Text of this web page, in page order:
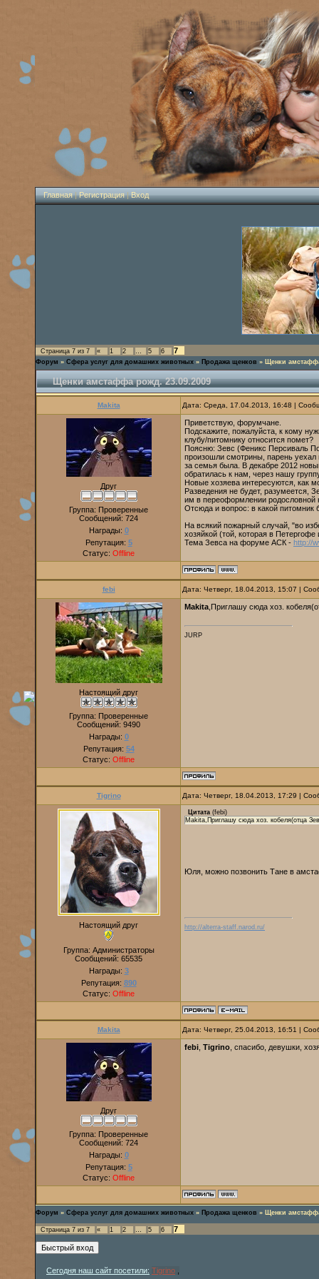
Главная|Регистрация|Вход
Страница 7 из 7 « 1 2 … 5 6 7
Форум » Сфера услуг для домашних животных » Продажа щенков » Щенки
Щенки амстаффа рожд. 23.09.2009
Makita Дата: Среда, 17.04.2013, 16:48 |
Друг
Группа: Проверенные
Сообщений: 724
Награды: 0
Репутация: 5
Статус: Offline
Приветствую, форумчане.
Подскажите, пожалуйста, к кому
клубу/питомнику относится помет?
Поясню: Зевс (Феникс Персиваль
произошли смотрины, парень уехал
за семья была. В декабре 2012
обратилась к нам, через нашу
Новые хозяева интересуются, как
Разведения не будет, разумеется,
им в переоформлении родословной
Отсюда и вопрос: в какой питомник
На всякий пожарный случай, "во
хозяйкой (той, которая в Петергофе
Тема Зевса на форуме АСК - http://
febi Дата: Четверг, 18.04.2013, 15:07 |
Настоящий друг
Группа: Проверенные
Сообщений: 9490
Награды: 0
Репутация: 54
Статус: Offline
Makita ,Приглашу сюда хоз.
JURP
Tigrino Дата: Четверг, 18.04.2013, 17:29 |
Настоящий друг
Группа: Администраторы
Сообщений: 65535
Награды: 3
Репутация: 890
Статус: Offline
Цитата (febi)
Makita,Приглашу сюда хоз. кобеля(отца
Юля, можно позвонить Тане в
http://alterra-staff.narod.ru/
Makita Дата: Четверг, 25.04.2013, 16:51 |
Друг
Группа: Проверенные
Сообщений: 724
Награды: 0
Репутация: 5
Статус: Offline
febi Tigrino , спасибо, девушки,
Форум » Сфера услуг для домашних животных » Продажа щенков » Щенки
Страница 7 из 7 « 1 2 … 5 6 7
Сегодня наш сайт посетили: Tigrino